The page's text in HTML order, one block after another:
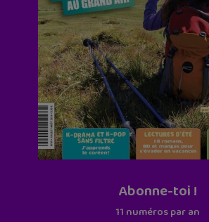
Abonne-toi !
11 numéros par an